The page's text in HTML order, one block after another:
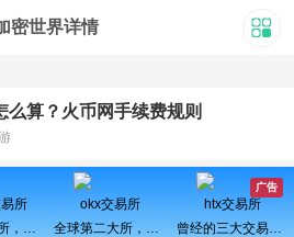
密世界详情
么算？火币网手续费规则
广告
所
全球第一大所，新用户注册可得100USDT奖励
okx交易所
全球第二大所，新用户拆盲盒100%中奖，最高价值60000元
htx交易所
曾经的三大交易所之一、近期空投活动较多，力争重回巅峰